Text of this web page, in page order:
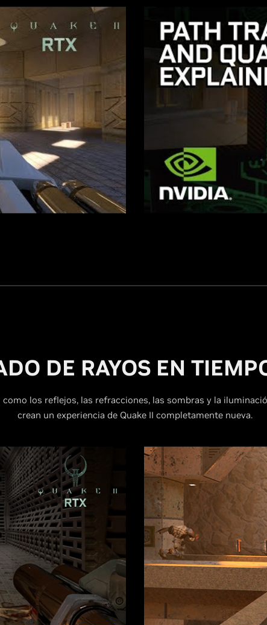
DE RAYOS EN
los reflejos, las refracciones, las sombras y la
crean un experiencia de Quake II completamente nueva.